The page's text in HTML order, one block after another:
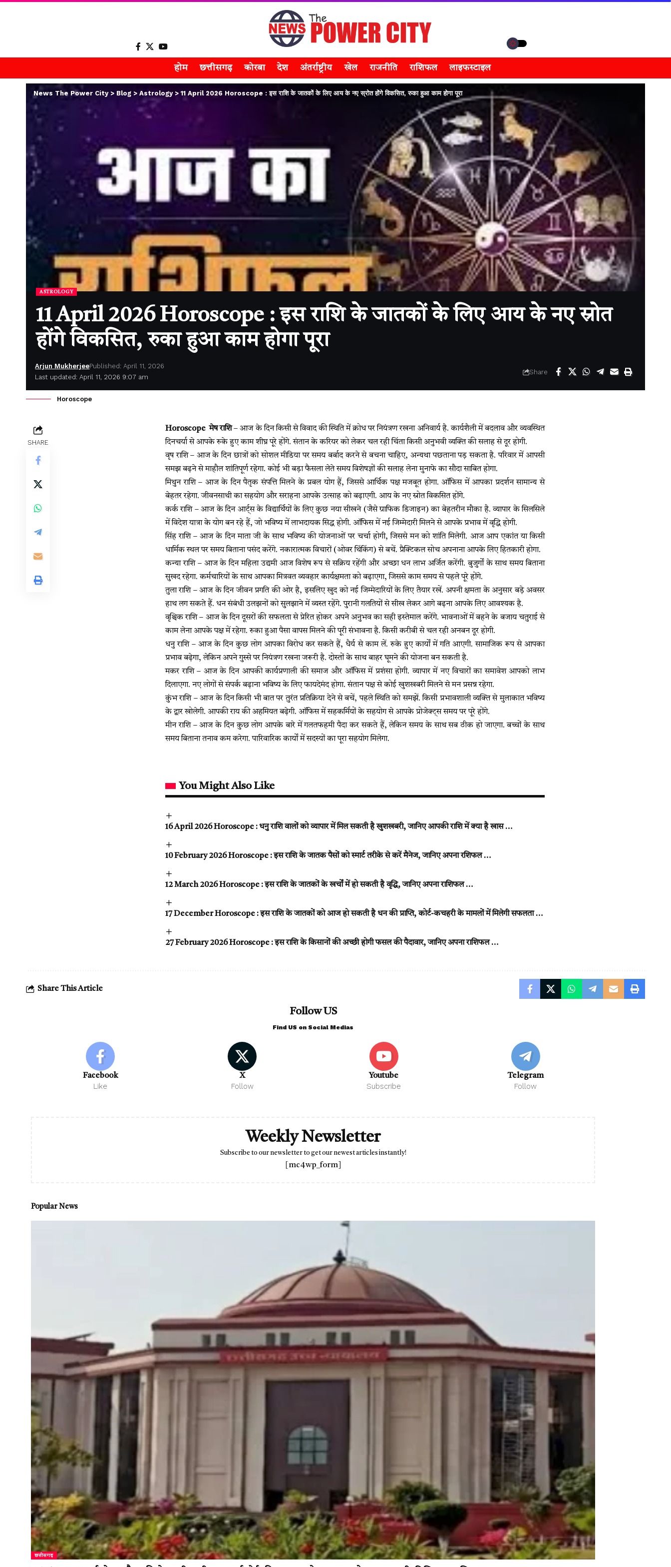
होम छत्तीसगढ़ कोरबा देश अंतर्राष्ट्रीय खेल राजनीति राशिफल लाइफस्टाइल
News The Power City> Blog > Astrology>11 April 2026 Horoscope : इस राशि के जातकों के लिए आय के नए स्रोत होंगे विकसित, रुका हुआ काम होगा पूरा
ASTROLOGY
11 April 2026 Horoscope : इस राशि के जातकों के लिए आय के नए स्रोत
होंगे विकसित, रुका हुआ काम होगा पूरा
Last updated: April 11, 2026 9:07 am
Arjun MukherjeePublished: April 11, 2026
Share
Horoscope
SHARE
Horoscope मेष राशि– आज के दिन किसी से विवाद की स्थिति में क्रोध पर नियंत्रण रखना अनिवार्य है. कार्यशैली में बदलाव और व्यवस्थित
दिनचर्या से आपके रुके हुए काम शीघ्र पूरे होंगे. संतान के करियर को लेकर चल रही चिंता किसी अनुभवी व्यक्ति की सलाह से दूर होगी.
वृष राशि – आज के दिन छात्रों को सोशल मीडिया पर समय बर्बाद करने से बचना चाहिए, अन्यथा पछताना पड़ सकता है. परिवार में आपसी
समझ बढ़ने से माहौल शांतिपूर्ण रहेगा. कोई भी बड़ा फैसला लेते समय विशेषज्ञों की सलाह लेना मुनाफे का सौदा साबित होगा.
मिथुन राशि – आज के दिन पैतृक संपत्ति मिलने के प्रबल योग हैं, जिससे आर्थिक पक्ष मजबूत होगा. ऑफिस में आपका प्रदर्शन सामान्य से
बेहतर रहेगा. जीवनसाथी का सहयोग और सराहना आपके उत्साह को बढ़ाएगी. आय के नए स्रोत विकसित होंगे.
कर्क राशि – आज के दिन आर्ट्स के विद्यार्थियों के लिए कुछ नया सीखने (जैसे ग्राफिक डिजाइन) का बेहतरीन मौका है. व्यापार के सिलसिले
में विदेश यात्रा के योग बन रहे हैं, जो भविष्य में लाभदायक सिद्ध होगी. ऑफिस में नई जिम्मेदारी मिलने से आपके प्रभाव में वृद्धि होगी.
सिंह राशि – आज के दिन माता जी के साथ भविष्य की योजनाओं पर चर्चा होगी, जिससे मन को शांति मिलेगी. आज आप एकांत या किसी
धार्मिक स्थल पर समय बिताना पसंद करेंगे. नकारात्मक विचारों (ओवर थिंकिंग) से बचें. प्रैक्टिकल सोच अपनाना आपके लिए हितकारी होगा.
कन्या राशि – आज के दिन महिला उद्यमी आज विशेष रूप से सक्रिय रहेंगी और अच्छा धन लाभ अर्जित करेंगी. बुजुर्गों के साथ समय बिताना
सुखद रहेगा. कर्मचारियों के साथ आपका मित्रवत व्यवहार कार्यक्षमता को बढ़ाएगा, जिससे काम समय से पहले पूरे होंगे.
तुला राशि – आज के दिन जीवन प्रगति की ओर है, इसलिए खुद को नई जिम्मेदारियों के लिए तैयार रखें. अपनी क्षमता के अनुसार बड़े अवसर
हाथ लग सकते हैं. धन संबंधी उलझनों को सुलझाने में व्यस्त रहेंगे. पुरानी गलतियों से सीख लेकर आगे बढ़ना आपके लिए आवश्यक है.
वृश्चिक राशि – आज के दिन दूसरों की सफलता से प्रेरित होकर अपने अनुभव का सही इस्तेमाल करेंगे. भावनाओं में बहने के बजाय चतुराई से
काम लेना आपके पक्ष में रहेगा. रुका हुआ पैसा वापस मिलने की पूरी संभावना है. किसी करीबी से चल रही अनबन दूर होगी.
धनु राशि – आज के दिन कुछ लोग आपका विरोध कर सकते हैं, धैर्य से काम लें. रुके हुए कार्यों में गति आएगी. सामाजिक रूप से आपका
प्रभाव बढ़ेगा, लेकिन अपने गुस्से पर नियंत्रण रखना जरूरी है. दोस्तों के साथ बाहर घूमने की योजना बन सकती है.
मकर राशि – आज के दिन आपकी कार्यप्रणाली की समाज और ऑफिस में प्रशंसा होगी. व्यापार में नए विचारों का समावेश आपको लाभ
दिलाएगा. नए लोगों से संपर्क बढ़ाना भविष्य के लिए फायदेमंद होगा. संतान पक्ष से कोई खुशखबरी मिलने से मन प्रसन्न रहेगा.
कुंभ राशि – आज के दिन किसी भी बात पर तुरंत प्रतिक्रिया देने से बचें, पहले स्थिति को समझें. किसी प्रभावशाली व्यक्ति से मुलाकात भविष्य
के द्वार खोलेगी. आपकी राय की अहमियत बढ़ेगी. ऑफिस में सहकर्मियों के सहयोग से आपके प्रोजेक्ट्स समय पर पूरे होंगे.
मीन राशि – आज के दिन कुछ लोग आपके बारे में गलतफहमी पैदा कर सकते हैं, लेकिन समय के साथ सब ठीक हो जाएगा. बच्चों के साथ
समय बिताना तनाव कम करेगा. पारिवारिक कार्यों में सदस्यों का पूरा सहयोग मिलेगा.
You Might Also Like
16 April 2026 Horoscope : धनु राशि वालों को व्यापार में मिल सकती है खुशखबरी, जानिए आपकी राशि में क्या है खास …
10 February 2026 Horoscope : इस राशि के जातक पैसों को स्मार्ट तरीके से करें मैनेज, जानिए अपना रशिफल …
12 March 2026 Horoscope : इस राशि के जातकों के खर्चों में हो सकती है वृद्धि, जानिए अपना राशिफल …
17 December Horoscope : इस राशि के जातकों को आज हो सकती है धन की प्राप्ति, कोर्ट-कचहरी के मामलों में मिलेगी सफलता …
27 February 2026 Horoscope : इस राशि के किसानों की अच्छी होगी फसल की पैदावार, जानिए अपना राशिफल …
Share This Article
Follow US
Find US on Social Medias
Facebook
Like
X
Follow
Youtube
Subscribe
Telegram
Follow
Weekly Newsletter
Subscribe to our newsletter to get our newest articles instantly!
[mc4wp_form]
Popular News
छत्तीसगढ़